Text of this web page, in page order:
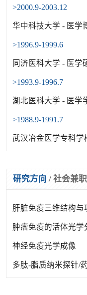
>2000.9-2003.12
华中科技大学 - 医学
>1996.9-1999.6
同济医科大学 - 医学
>1993.9-1996.7
湖北医科大学 - 医学
>1988.9-1991.7
武汉冶金医学专科学
研究方向 / 社会兼职
肝脏免疫三维结构与
肿瘤免疫的活体光学
神经免疫光学成像
多肽-脂质纳米探针/